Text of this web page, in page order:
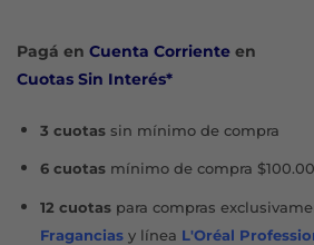
Pagá en Cuenta Corriente en
Cuotas Sin Interés*
3 cuotassin mínimo de compra
6 cuotasmínimo de compra
12 cuotaspara compras
Fraganciasy línea L'Oréal